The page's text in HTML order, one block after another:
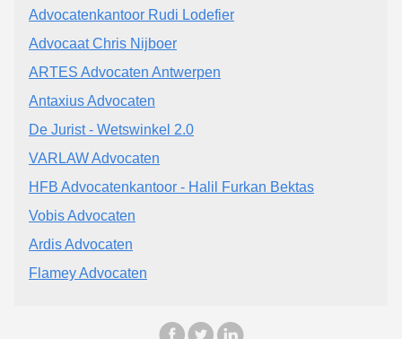
Advocatenkantoor Rudi Lodefier
Advocaat Chris Nijboer
ARTES Advocaten Antwerpen
Antaxius Advocaten
De Jurist - Wetswinkel 2.0
VARLAW Advocaten
HFB Advocatenkantoor - Halil Furkan Bektas
Vobis Advocaten
Ardis Advocaten
Flamey Advocaten